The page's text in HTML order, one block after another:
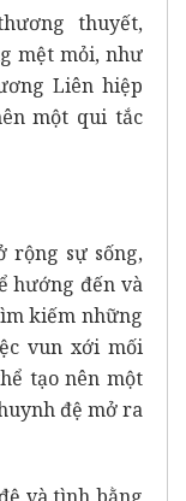
thuyết,
mệt mỏi, như
Liên hiệp
một qui tắc
rộng sự sống,
hướng đến và
kiếm những
vun xới mối
tạo nên một
đệ mở ra